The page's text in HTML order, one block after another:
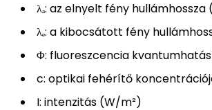
λₐ: az elnyelt fény hullámhossza
λₑ: a kibocsátott fény
Φ: fluoreszcencia
c: optikai fehérítő
I: intenzitás (W/m²)